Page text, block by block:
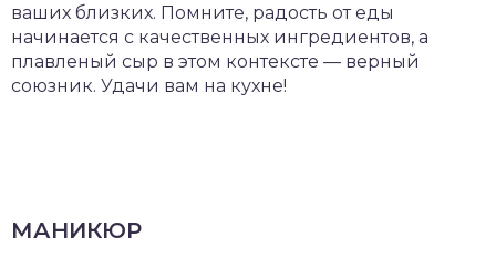
ваших близких. Помните, радость от еды
начинается с качественных ингредиентов, а
плавленый сыр в этом контексте — верный
союзник. Удачи вам на кухне!
МАНИКЮР